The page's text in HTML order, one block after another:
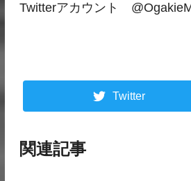
Twitterアカウント
Twitter
関連記事